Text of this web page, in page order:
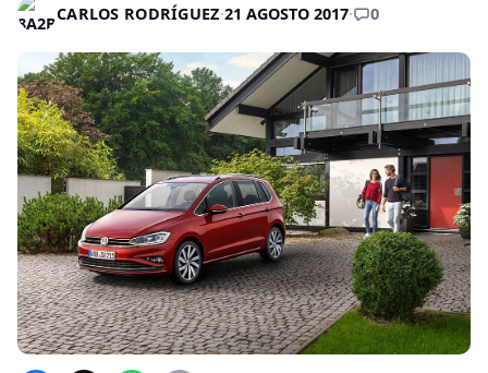
CARLOS RODRÍGUEZ·21 AGOSTO 2017· 0